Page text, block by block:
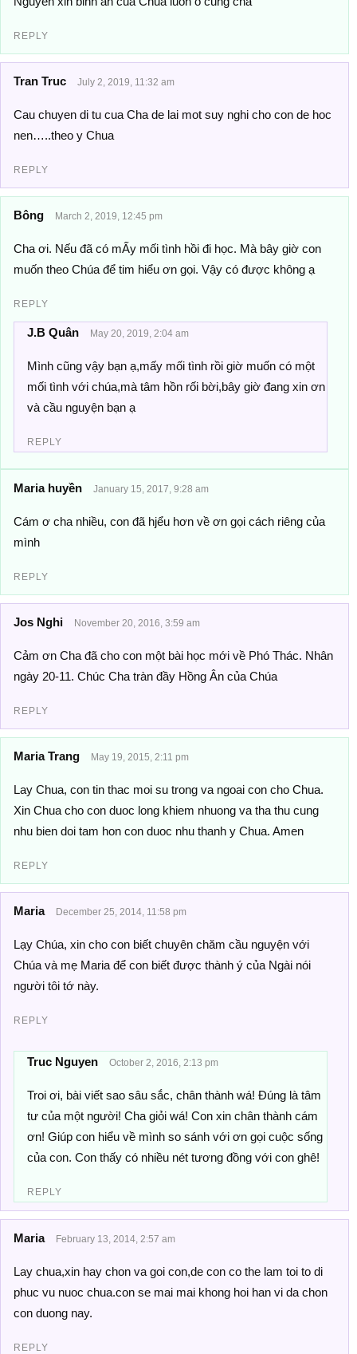
REPLY
Tran Truc July 2, 2019, 11:32 am
Cau chuyen di tu cua Cha de lai mot suy nghi cho con de hoc
nen…..theo y Chua
REPLY
Bông March 2, 2019, 12:45 pm
Cha ơi. Nếu đã có mẤy mối tình hồi đi học. Mà bây giờ con
muốn theo Chúa để tim hiểu ơn gọi. Vậy có được không ạ
REPLY
J.B Quân May 20, 2019, 2:04 am
Mình cũng vậy bạn ạ,mấy mối tình rồi giờ muốn có một
mối tình với chúa,mà tâm hồn rối bời,bây giờ đang xin ơn
và cầu nguyện bạn ạ
REPLY
Maria huyền January 15, 2017, 9:28 am
Cám ơ cha nhiều, con đã hjểu hơn về ơn gọi cách riêng của
mình
REPLY
Jos Nghi November 20, 2016, 3:59 am
Cảm ơn Cha đã cho con một bài học mới về Phó Thác. Nhân
ngày 20-11. Chúc Cha tràn đầy Hồng Ân của Chúa
REPLY
Maria Trang May 19, 2015, 2:11 pm
Lay Chua, con tin thac moi su trong va ngoai con cho Chua.
Xin Chua cho con duoc long khiem nhuong va tha thu cung
nhu bien doi tam hon con duoc nhu thanh y Chua. Amen
REPLY
Maria December 25, 2014, 11:58 pm
Lạy Chúa, xin cho con biết chuyên chăm cầu nguyện với
Chúa và mẹ Maria để con biết được thành ý của Ngài nói
người tôi tớ này.
REPLY
Truc Nguyen October 2, 2016, 2:13 pm
Troi ơi, bài viết sao sâu sắc, chân thành wá! Đúng là tâm
tư của một người! Cha giỏi wá! Con xin chân thành cám
ơn! Giúp con hiểu về mình so sánh với ơn gọi cuộc sống
của con. Con thấy có nhiều nét tương đồng với con ghê!
REPLY
Maria February 13, 2014, 2:57 am
Lay chua,xin hay chon va goi con,de con co the lam toi to di
phuc vu nuoc chua.con se mai mai khong hoi han vi da chon
con duong nay.
REPLY